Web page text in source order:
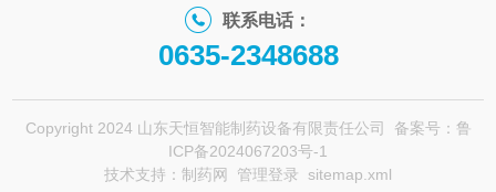
联系电话：
0635-2348688
Copyright 2024 山东天恒智能制药设备有限责任公司 备案号：鲁
ICP备2024067203号-1
技术支持： 制药网 管理登录 sitemap.xml